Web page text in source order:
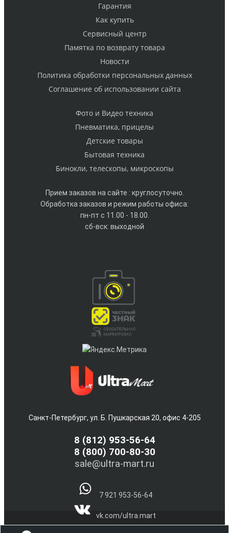
Гарантия
Как купить
Cервисный центр
Памятка по возврату товара
Новости
Политика обработки персональных данных
Cоглашение об использовании сайта
Фото и Видео техника
Пневматика, прицелы
Детские товары
Бытовая техника
Бинокли, телескопы, микроскопы
Прием заказов на сайте : круглосуточно.
Обработка заказов и режим работы офиса:
пн-пт с 11.00 - 18.00.
сб-вск: выходной
Санкт-Петербург, ул. Б. Пушкарская 20, офис 4-205
8 (812) 953-56-64
8 (800) 700-80-30
sale@ultra-mart.ru
7 921 953-56-64
vk.com/ultra.mart